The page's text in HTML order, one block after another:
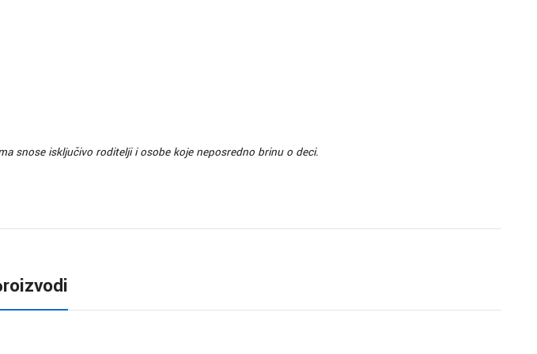
snose isključivo roditelji i osobe koje neposredno brinu o deci.